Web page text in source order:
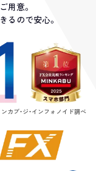
用意。
るので安心。
カブ・ジ・インフォノイド調べ